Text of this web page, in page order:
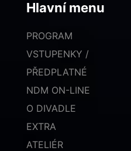
Hlavní menu
PROGRAM
VSTUPENKY /
PŘEDPLATNÉ
NDM ON-LINE
O DIVADLE
EXTRA
ATELIÉR